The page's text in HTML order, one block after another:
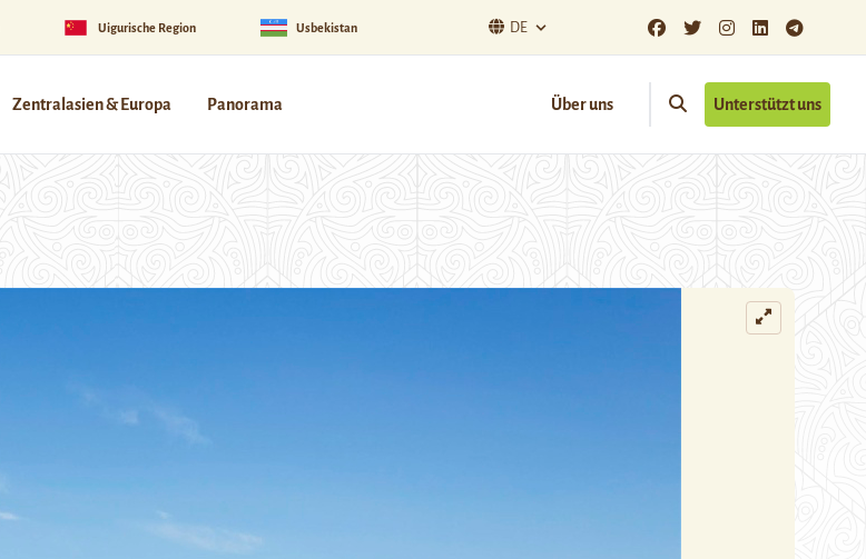
Uigurische Region Usbekistan DE
Zentralasien & Europa Panorama Über uns Unterstützt uns